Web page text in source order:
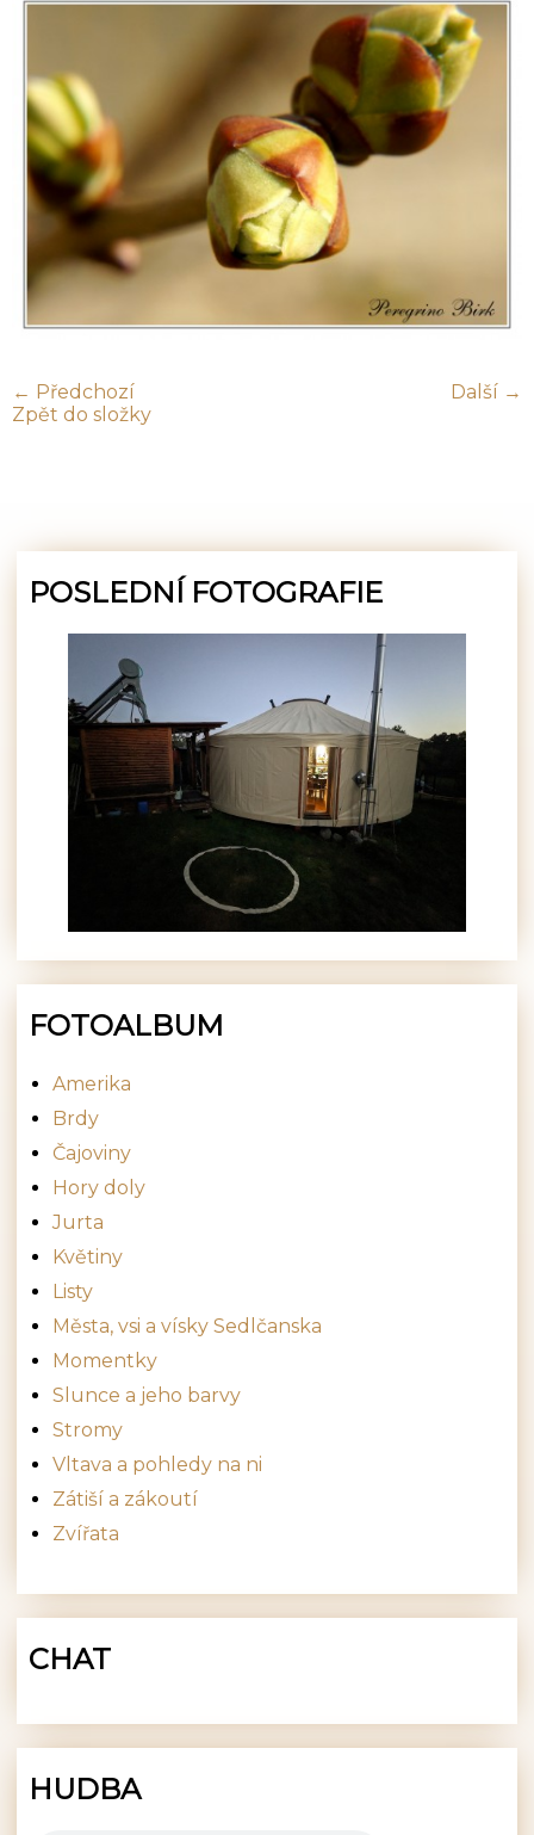
← Předchozí
Další →
Zpět do složky
POSLEDNÍ FOTOGRAFIE
FOTOALBUM
Amerika
Brdy
Čajoviny
Hory doly
Jurta
Květiny
Listy
Města, vsi a vísky Sedlčanska
Momentky
Slunce a jeho barvy
Stromy
Vltava a pohledy na ni
Zátiší a zákoutí
Zvířata
CHAT
HUDBA